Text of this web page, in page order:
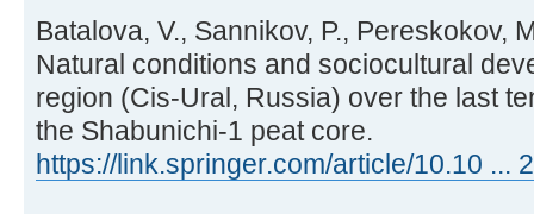
Batalova, V., Sannikov, P., Pereskokov,
Natural conditions and sociocultural
region (Cis-Ural, Russia) over the last
the Shabunichi-1 peat core.
https://link.springer.com/article/10.10 ...